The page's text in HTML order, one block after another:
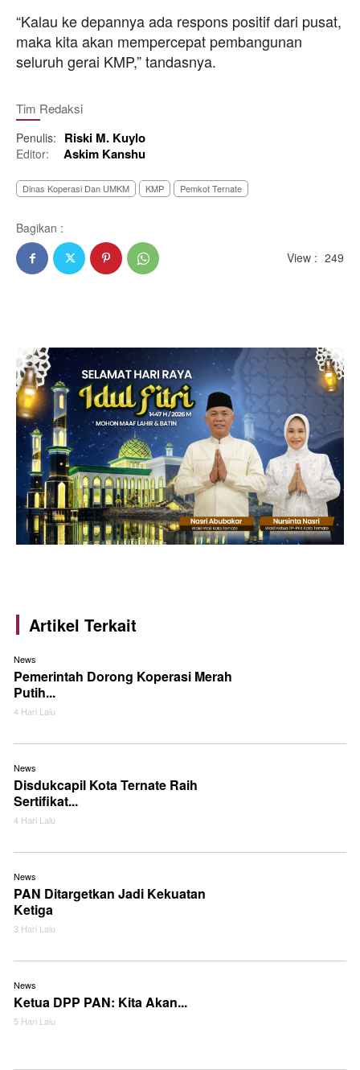
“Kalau ke depannya ada respons positif dari pusat,
maka kita akan mempercepat pembangunan
seluruh gerai KMP,” tandasnya.
Tim Redaksi
Penulis: Riski M. Kuylo
Editor: Askim Kanshu
Dinas Koperasi Dan UMKM KMP Pemkot Ternate
Bagikan :
View : 249
Artikel Terkait
News
Pemerintah Dorong Koperasi Merah
Putih...
4 Hari Lalu
News
Disdukcapil Kota Ternate Raih
Sertifikat...
4 Hari Lalu
News
PAN Ditargetkan Jadi Kekuatan
Ketiga
3 Hari Lalu
News
Ketua DPP PAN: Kita Akan...
5 Hari Lalu